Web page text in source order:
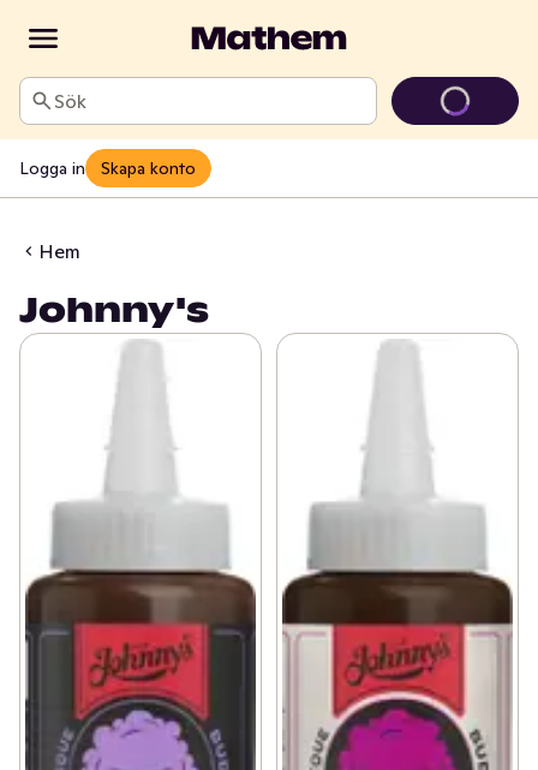
Sök
Logga in Skapa konto
Hem
Johnny's